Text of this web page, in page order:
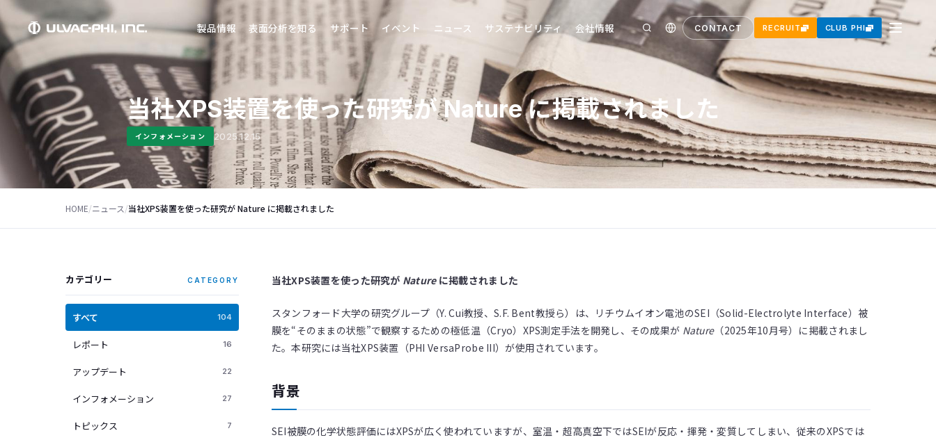
製品情報 表面分析を知る サポート イベント ニュース サステナビリティ 会社情報 CONTACT RECRUIT CLUB PHI
当社XPS装置を使った研究が Nature に掲載されました
インフォメーション 2025.12.15
HOME/ニュース/当社XPS装置を使った研究が Nature に掲載されました
カテゴリー CATEGORY
すべて 104
レポート 16
アップデート 22
インフォメーション 27
トピックス 7
当社XPS装置を使った研究が Natureに掲載されました
スタンフォード大学の研究グループ（Y. Cui教授、S.F. Bent教授ら）は、リチウムイオン電池のSEI（Solid-Electrolyte Interface）被
膜を“そのままの状態”で観察するための極低温（Cryo）XPS測定手法を開発し、その成果が Nature（2025年10月号）に掲載されまし
た。本研究には当社XPS装置（PHI VersaProbe III）が使用されています。
背景
SEI被膜の化学状態評価にはXPSが広く使われていますが、室温・超高真空下ではSEIが反応・揮発・変質してしまい、従来のXPSでは